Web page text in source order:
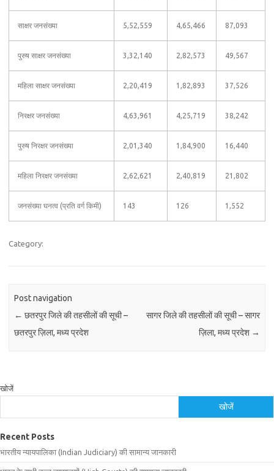
साक्षर जनसंख्या 5,52,559 4,65,466 87,093
पुरुष साक्षर जनसंख्या 3,32,140 2,82,573 49,567
महिला साक्षर जनसंख्या 2,20,419 1,82,893 37,526
निरक्षर जनसंख्या 4,63,961 4,25,719 38,242
पुरुष निरक्षर जनसंख्या 2,01,340 1,84,900 16,440
महिला निरक्षर जनसंख्या 2,62,621 2,40,819 21,802
जनसंख्या घनत्व (प्रति वर्ग किमी) 143 126 1,552
Category:
Post navigation
← छतरपुर जिले की तहसीलों की सूची –
छतरपुर ज़िला, मध्य प्रदेश
सागर जिले की तहसीलों की सूची – सागर
ज़िला, मध्य प्रदेश →
खोजें
खोजें
Recent Posts
भारतीय न्यायपालिका (Indian Judiciary) की सामान्य जानकारी